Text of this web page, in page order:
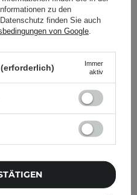
zu den
finden Sie auch
von Google
Immer
aktiv